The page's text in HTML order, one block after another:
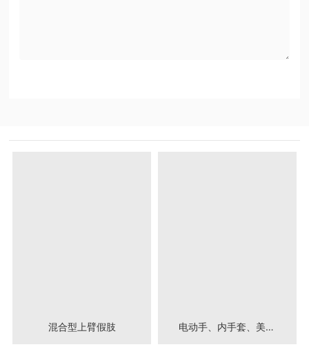
混合型上臂假肢
电动手、内手套、美容